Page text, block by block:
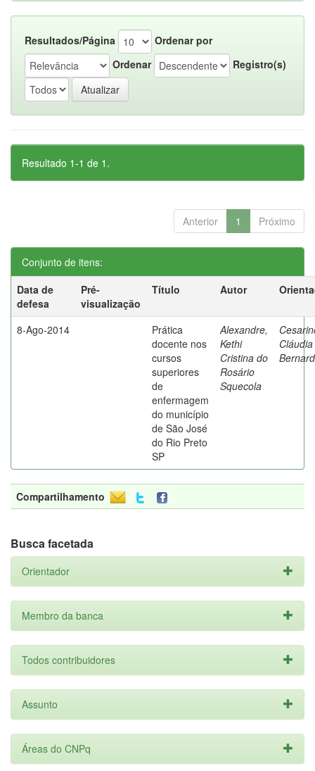
Resultados/Página
Ordenar por
Ordenar
Registro(s)
Resultado 1-1 de 1.
Anterior 1 Próximo
Conjunto de itens:
Data de
defesa
Pré-
visualização
Título Autor
8-Ago-2014
Prática
docente nos
cursos
superiores
de
enfermagem
do município
de São José
do Rio Preto
SP
Alexandre,
Kethi
Cristina do
Rosário
Squecola
Cláudia
Compartilhamento
Busca facetada
Orientador
Membro da banca
Todos contribuidores
Assunto
Áreas do CNPq